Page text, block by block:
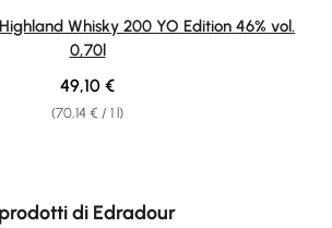
out of 5 stars
Whisky 200 YO Edition 46% vol.
0,70l
(70,14 € / 1 l)
Regular price:
49,10 €
di Edradour